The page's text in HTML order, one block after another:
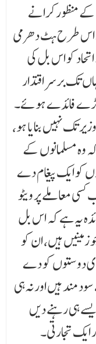
منظور کرانے
اس طرح ہٹ دھرمی
کو اس بل کی
تک برسر اقتدار
بڑے فائدے ہوئے۔
تک نہیں بنایا ہو،
وہ مسلمانوں کے
کو ایک پیغام دے
معاملے پر ویٹو
یہ ہے کہ اس بل
ہیں، ان کو
دوستوں کو دے
مند ہیں اور نہ ہی
ہی رہنے دیں
تجارتی۔